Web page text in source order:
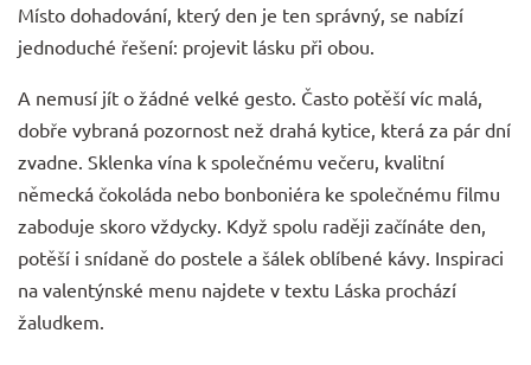
Místo dohadování, který den je ten správný, se nabízí
jednoduché řešení: projevit lásku při obou.
A nemusí jít o žádné velké gesto. Často potěší víc malá,
dobře vybraná pozornost než drahá kytice, která za pár dní
zvadne. Sklenka vína k společnému večeru, kvalitní
německá čokoláda nebo bonboniéra ke společnému filmu
zaboduje skoro vždycky. Když spolu raději začínáte den,
potěší i snídaně do postele a šálek oblíbené kávy . Inspiraci
na valentýnské menu najdete v textu Láska prochází
žaludkem